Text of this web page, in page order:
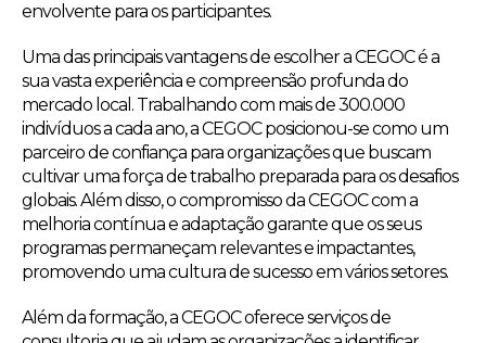
envolvente para os participantes.
Uma das principais vantagens de escolher a CEGOC é a
sua vasta experiência e compreensão profunda do
mercado local. Trabalhando com mais de 300.000
indivíduos a cada ano, a CEGOC posicionou-se como um
parceiro de confiança para organizações que buscam
cultivar uma força de trabalho preparada para os desafios
globais. Além disso, o compromisso da CEGOC com a
melhoria contínua e adaptação garante que os seus
programas permaneçam relevantes e impactantes,
promovendo uma cultura de sucesso em vários setores.
Além da formação, a CEGOC oferece serviços de